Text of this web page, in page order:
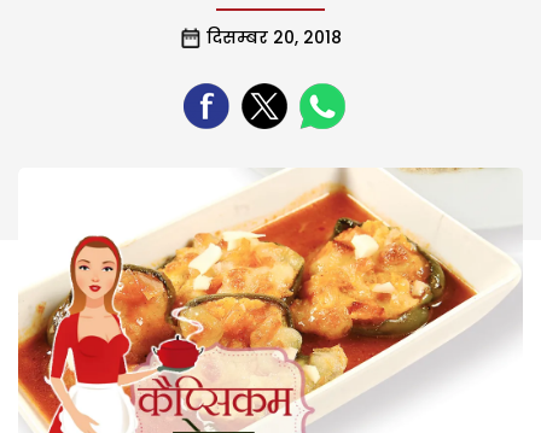
दिसम्बर 20, 2018